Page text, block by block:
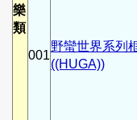
樂
類
001
野蠻世界系列
((HUGA))